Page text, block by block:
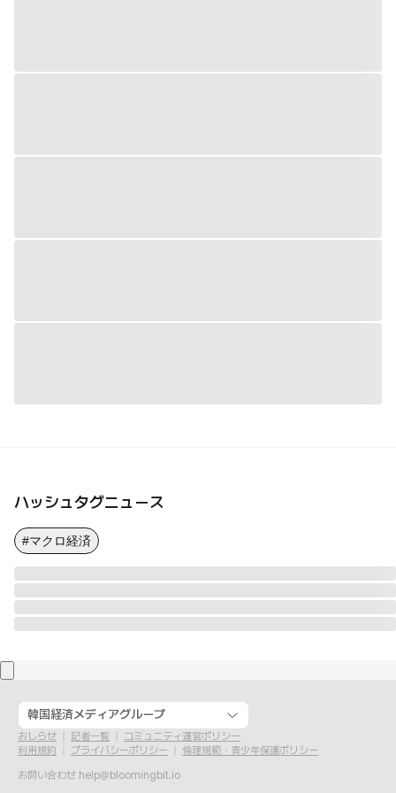
ハッシュタグニュース
#マクロ経済
韓国経済メディアグループ
おしらせ 記者一覧
コミュニティ運営ポリシー
利用規約
プライバシーポリシー
倫理規範・青少年保護ポリシー
お問い合わせ help@bloomingbit.io